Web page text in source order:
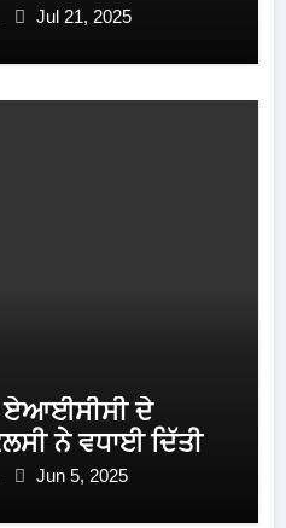
Jul 21, 2025
ਏਆਈਸੀਸੀ ਦੇ
ਨੇ ਵਧਾਈ ਦਿੱਤੀ
Jun 5, 2025